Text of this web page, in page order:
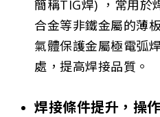
簡稱TIG焊) ，常用於
合金等非鐵金屬的薄
氣體保護金屬極電弧
處，提高焊接品質。
焊接條件提升，操